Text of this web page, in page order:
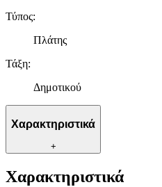
Τύπος:
Πλάτης
Τάξη:
Δημοτικού
Χαρακτηριστικά
+
Χαρακτηριστικά